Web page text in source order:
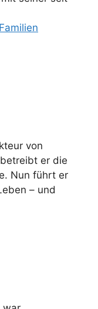
von
er die
Nun führt er
– und